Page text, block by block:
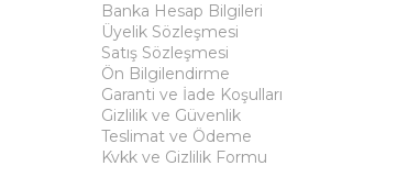
Banka Hesap Bilgileri
Üyelik Sözleşmesi
Satış Sözleşmesi
Ön Bilgilendirme
Garanti ve İade Koşulları
Gizlilik ve Güvenlik
Teslimat ve Ödeme
Kvkk ve Gizlilik Formu